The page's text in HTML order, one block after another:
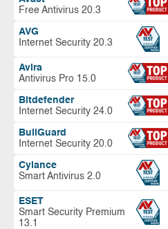
Free Antivirus 20.3
AVG
Internet Security 20.3
Avira
Antivirus Pro 15.0
Bitdefender
Internet Security 24.0
BullGuard
Internet Security 20.0
Cylance
Smart Antivirus 2.0
ESET
Smart Security Premium
13.1